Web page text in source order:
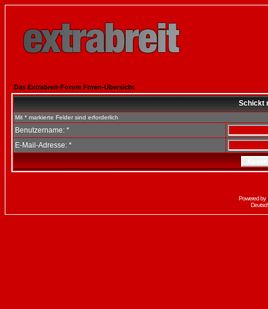
Das Extrabreit-Forum Foren-Übersicht
Schickt
Mit * markierte Felder sind erforderlich
Benutzername: *
E-Mail-Adresse: *
Powered by